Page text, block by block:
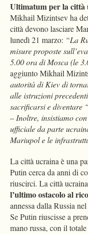
Ultimatum per lacittà
Mikhail Mizintsev ha
città devono lasciare
lunedì 21 marzo: “La
misure proposte
5.00 ora di Mosca (le
aggiunto Mikhail
autorità di Kiev di
alle istruzioni
sacrificarsi e
–Inoltre, insistiamo
ufficiale da parte
Mariupol e le
La città ucraina è una
Putin cerca da anni di
riuscirci. La città
l’ultimo ostacolo al
annessa dalla Russia
Se Putin riuscisse a
mano russa, con il